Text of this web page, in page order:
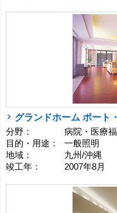
グランドホーム ポート
分野：
病院・医療
目的・用途：
一般照明
地域：
九州/沖縄
竣工年：
2007年8月